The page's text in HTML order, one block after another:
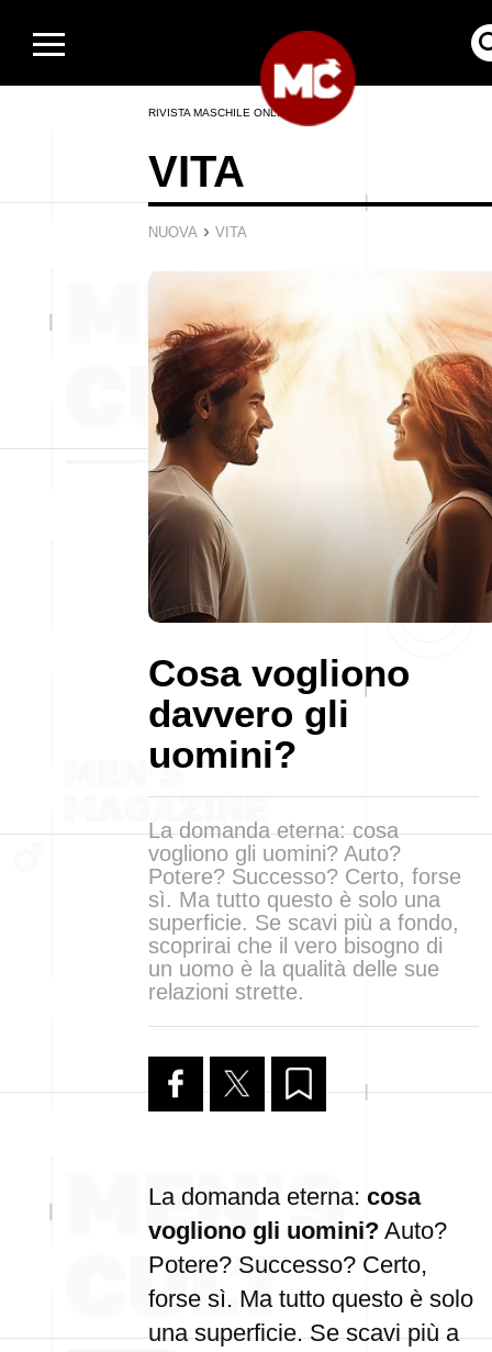
RIVISTA MASCHILE ONLINE
VITA
NUOVA › VITA
Cosa vogliono
davvero gli
uomini?
La domanda eterna: cosa
vogliono gli uomini? Auto?
Potere? Successo? Certo, forse
sì. Ma tutto questo è solo una
superficie. Se scavi più a fondo,
scoprirai che il vero bisogno di
un uomo è la qualità delle sue
relazioni strette.
La domanda eterna: cosa
vogliono gli uomini? Auto?
Potere? Successo? Certo,
forse sì. Ma tutto questo è solo
una superficie. Se scavi più a